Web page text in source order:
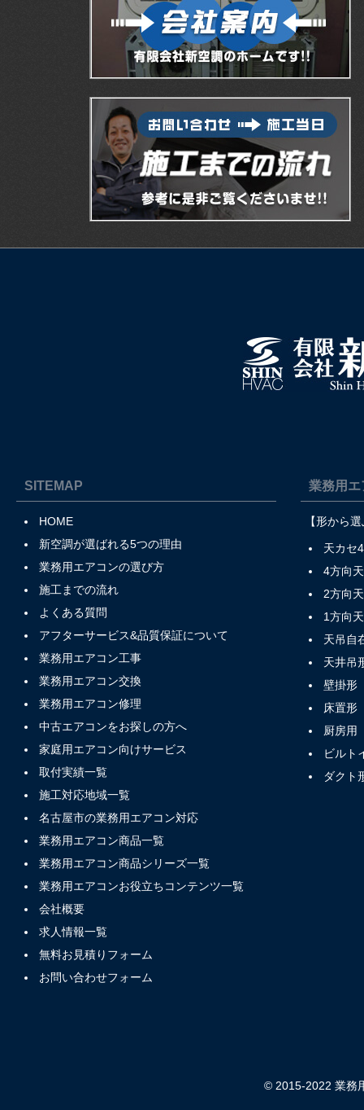
SITEMAP
HOME
新空調が選ばれる5つの理由
業務用エアコンの選び方
施工までの流れ
よくある質問
アフターサービス&品質保証について
業務用エアコン工事
業務用エアコン交換
業務用エアコン修理
中古エアコンをお探しの方へ
家庭用エアコン向けサービス
取付実績一覧
施工対応地域一覧
名古屋市の業務用エアコン対応
業務用エアコン商品一覧
業務用エアコン商品シリーズ一覧
業務用エアコンお役立ちコンテンツ一覧
会社概要
求人情報一覧
無料お見積りフォーム
お問い合わせフォーム
業務用エ
【形から
天カセ
4方向
2方向
1方向
天吊自
天井吊
壁掛形
床置形
厨房用
ビルト
ダクト
© 2015-2022 業務